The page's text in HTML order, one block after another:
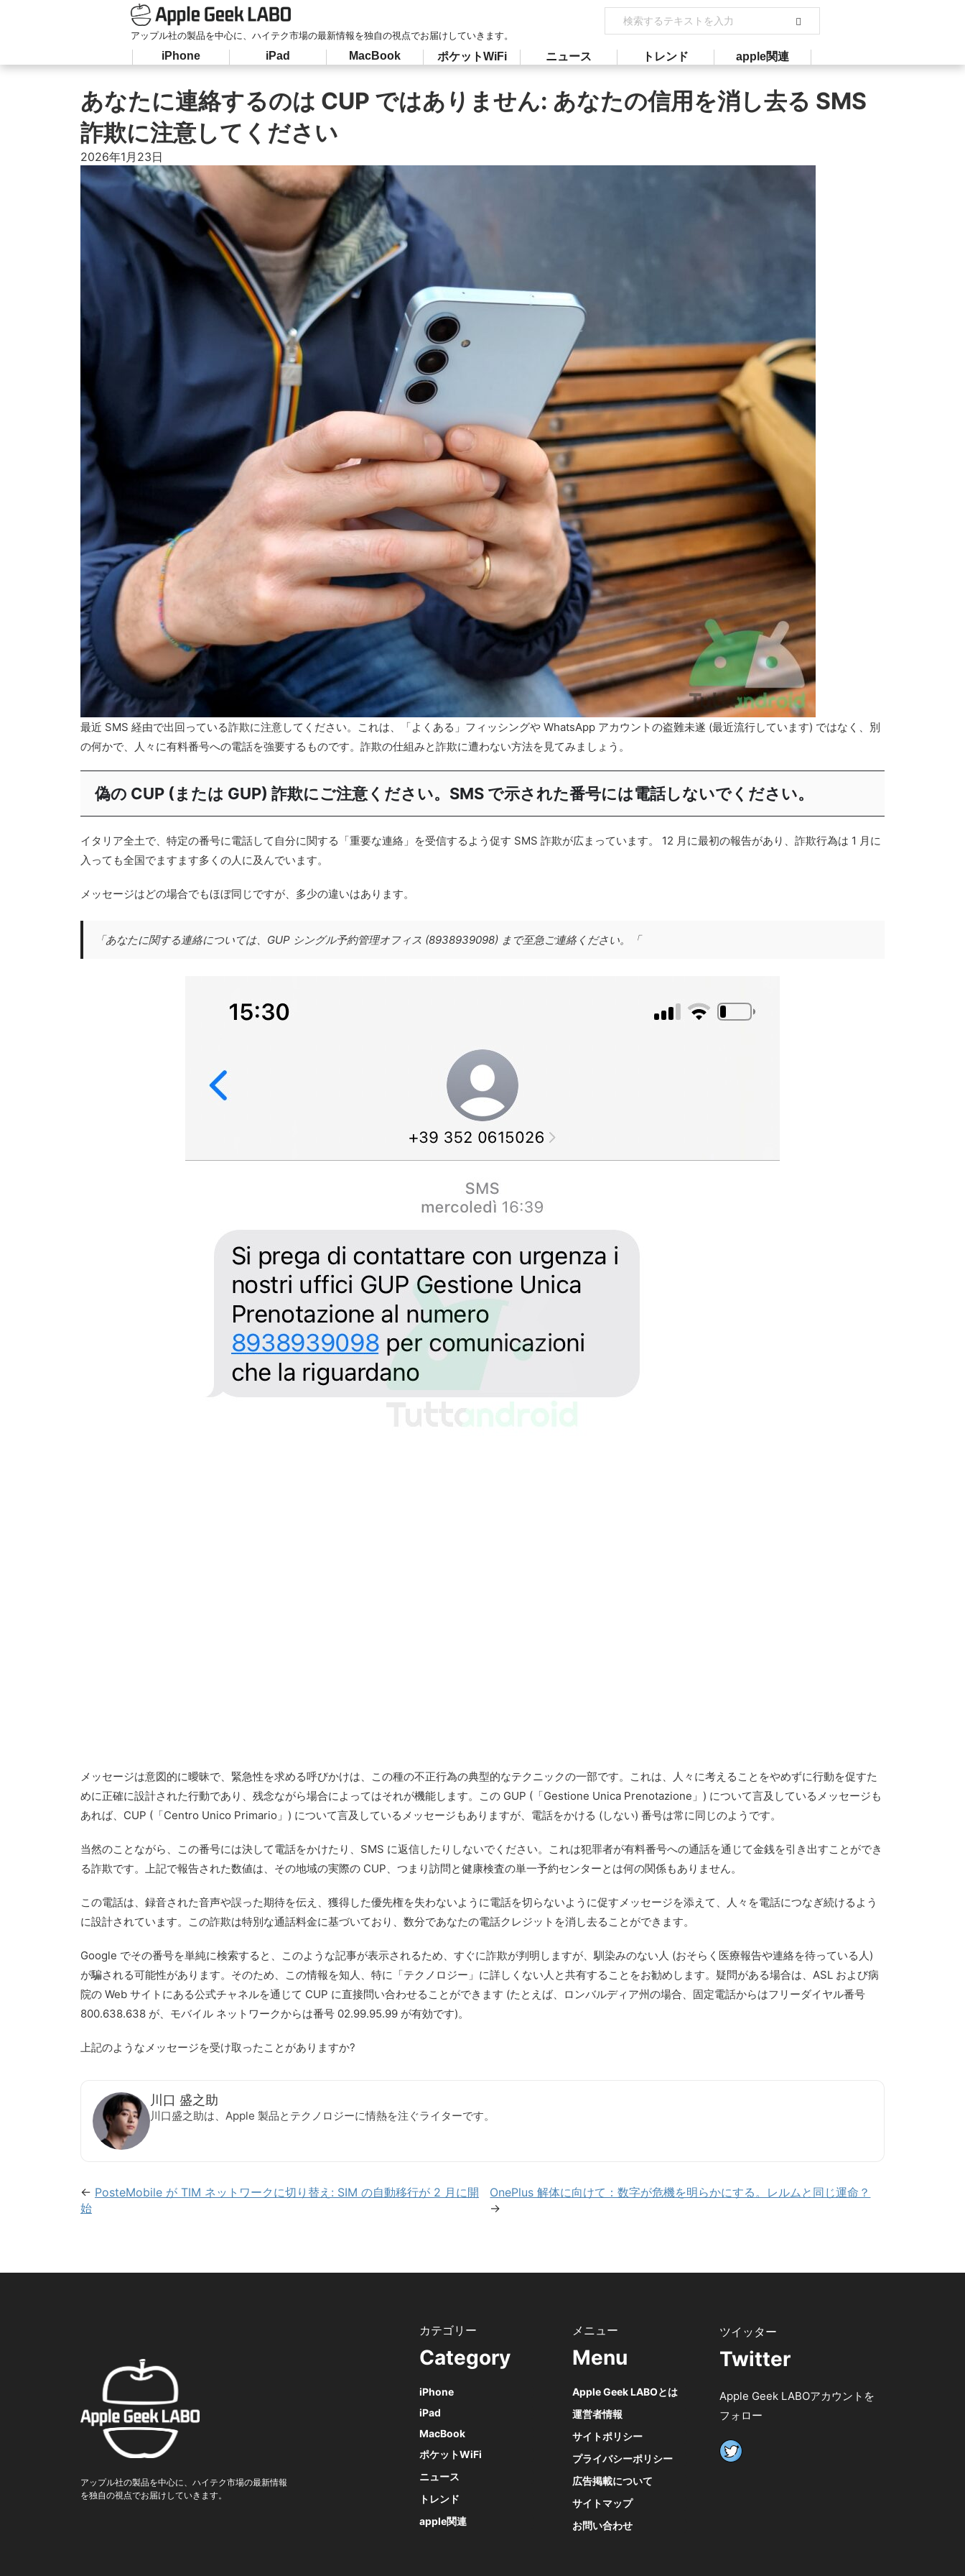
アップル社の製品を中心に、ハイテク市場の最新情報を独自の視点でお届けしていきます。
iPhone iPad MacBook ポケットWiFi ニュース トレンド apple関連
あなたに連絡するのは CUP ではありません: あなたの信用を消し去る SMS
詐欺に注意してください
2026年1月23日
最近 SMS 経由で出回っている詐欺に注意してください。これは、「よくある」フィッシングや WhatsApp アカウントの盗難未遂 (最近流行しています) ではなく、別
の何かで、人々に有料番号への電話を強要するものです。詐欺の仕組みと詐欺に遭わない方法を見てみましょう。
偽の CUP (または GUP) 詐欺にご注意ください。SMS で示された番号には電話しないでください。
イタリア全土で、特定の番号に電話して自分に関する「重要な連絡」を受信するよう促す SMS 詐欺が広まっています。 12 月に最初の報告があり、詐欺行為は 1 月に
入っても全国でますます多くの人に及んでいます。
メッセージはどの場合でもほぼ同じですが、多少の違いはあります。
「あなたに関する連絡については、GUP シングル予約管理オフィス (8938939098) まで至急ご連絡ください。 「
メッセージは意図的に曖昧で、緊急性を求める呼びかけは、この種の不正行為の典型的なテクニックの一部です。これは、人々に考えることをやめずに行動を促すた
めに正確に設計された行動であり、残念ながら場合によってはそれが機能します。この GUP (「Gestione Unica Prenotazione」) について言及しているメッセージも
あれば、CUP (「Centro Unico Primario」) について言及しているメッセージもありますが、電話をかける (しない) 番号は常に同じのようです。
当然のことながら、この番号には決して電話をかけたり、SMS に返信したりしないでください。これは犯罪者が有料番号への通話を通じて金銭を引き出すことができ
る詐欺です。上記で報告された数値は、その地域の実際の CUP、つまり訪問と健康検査の単一予約センターとは何の関係もありません。
この電話は、録音された音声や誤った期待を伝え、獲得した優先権を失わないように電話を切らないように促すメッセージを添えて、人々を電話につなぎ続けるよう
に設計されています。この詐欺は特別な通話料金に基づいており、数分であなたの電話クレジットを消し去ることができます。
Google でその番号を単純に検索すると、このような記事が表示されるため、すぐに詐欺が判明しますが、馴染みのない人 (おそらく医療報告や連絡を待っている人)
が騙される可能性があります。そのため、この情報を知人、特に「テクノロジー」に詳しくない人と共有することをお勧めします。疑問がある場合は、ASL および病
院の Web サイトにある公式チャネルを通じて CUP に直接問い合わせることができます (たとえば、ロンバルディア州の場合、固定電話からはフリーダイヤル番号
800.638.638 が、モバイル ネットワークからは番号 02.99.95.99 が有効です)。
上記のようなメッセージを受け取ったことがありますか?
川口 盛之助
川口盛之助は、Apple 製品とテクノロジーに情熱を注ぐライターです。
← PosteMobile が TIM ネットワークに切り替え: SIM の自動移行が 2 月に開
始
OnePlus 解体に向けて：数字が危機を明らかにする。レルムと同じ運命？
→
アップル社の製品を中心に、ハイテク市場の最新情報
を独自の視点でお届けしていきます。
Category
iPhone
iPad
MacBook
ポケットWiFi
ニュース
トレンド
apple関連
Menu
Apple Geek LABOとは
運営者情報
サイトポリシー
プライバシーポリシー
広告掲載について
サイトマップ
お問い合わせ
Twitter
Apple Geek LABOアカウントを
フォロー